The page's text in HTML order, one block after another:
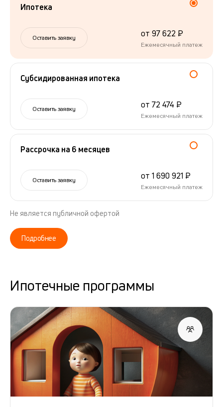
Ипотека
Оставить заявку от 97 622 ₽
Ежемесячный платеж
Субсидированная ипотека
Оставить заявку от 72 474 ₽
Ежемесячный платеж
Рассрочка на 6 месяцев
Оставить заявку от 1 690 921 ₽
Ежемесячный платеж
Не является публичной офертой
Подробнее
Ипотечные программы